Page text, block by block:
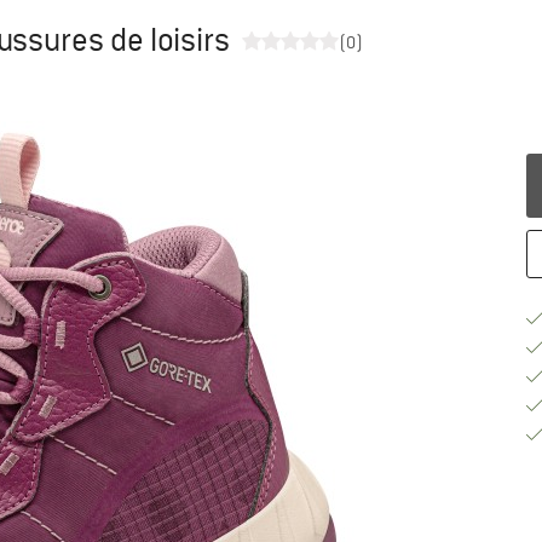
de loisirs (0)